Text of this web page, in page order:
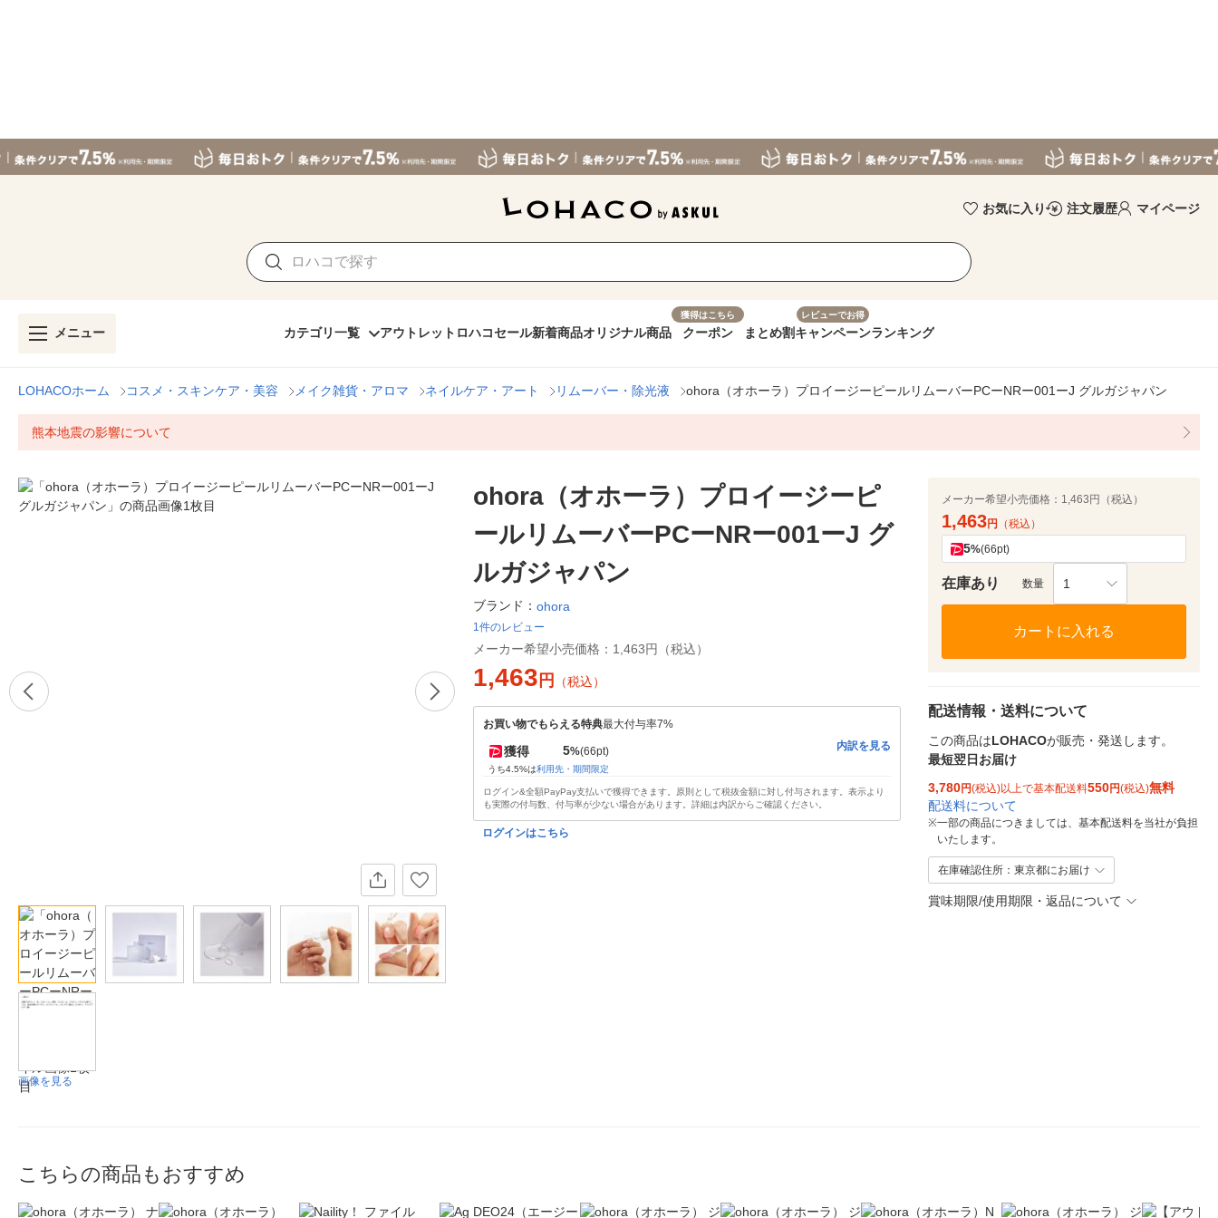
お気に入り 注文履歴 マイページ
メニュー カテゴリ一覧 アウトレット ロハコセール新着商品オリジナル商品
獲得はこちら
クーポン まとめ割
レビューでお得
キャンペーンランキング
LOHACOホーム コスメ・スキンケア・美容 メイク雑貨・アロマ ネイルケア・アート リムーバー・除光液 ohora（オホーラ）プロイージーピールリムーバーPCーNRー001ーJ グルガジャパン
熊本地震の影響について
画像を見る
ohora（オホーラ）プロイージーピ
ールリムーバーPCーNRー001ーJ グ
ルガジャパン
ブランド： ohora
1件のレビュー
メーカー希望小売価格： 1,463円（税込）
1,463 円 （税込）
お買い物でもらえる特典最大付与率7%
獲得 5%(66pt)
うち4.5%は利用先・期間限定
内訳を見る
ログイン&全額PayPay支払いで獲得できます。原則として税抜金額に対し付与されます。表示より
も実際の付与数、付与率が少ない場合があります。詳細は内訳からご確認ください。
ログインはこちら
メーカー希望小売価格： 1,463円（税込）
1,463円 （税込）
5%(66pt)
在庫あり 数量 1
カートに入れる
配送情報・送料について
この商品はLOHACOが販売・発送します。
最短翌日お届け
3,780円(税込)以上で基本配送料550円(税込)無料
配送料について
※一部の商品につきましては、基本配送料を当社が負担
いたします。
在庫確認住所：東京都にお届け
賞味期限/使用期限・返品について
こちらの商品もおすすめ